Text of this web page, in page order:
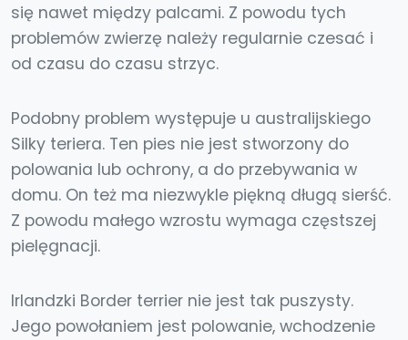
się nawet między palcami. Z powodu tych
problemów zwierzę należy regularnie czesać i
od czasu do czasu strzyc.
Podobny problem występuje u australijskiego
Silky teriera. Ten pies nie jest stworzony do
polowania lub ochrony, a do przebywania w
domu. On też ma niezwykle piękną długą sierść.
Z powodu małego wzrostu wymaga częstszej
pielęgnacji.
Irlandzki Border terrier nie jest tak puszysty.
Jego powołaniem jest polowanie, wchodzenie